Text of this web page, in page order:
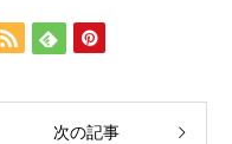
次の記事